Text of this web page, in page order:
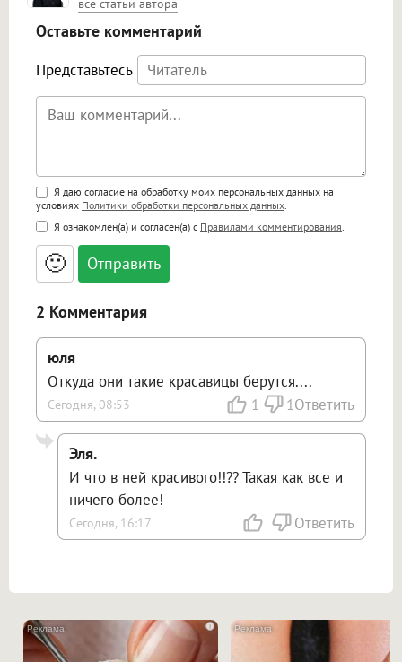
все статьи автора
Оставьте комментарий
Представьтесь
Поддержка HTML
<b>, <strong>, <u>, <i>, <em>, <s>, <big>,
<small>, <sup>, <sub>, <pre>, <ul>, <ol>, <li>,
<blockquote>, <code> экранирует HTML,
адреса URL автоматически становятся
ссылками, и [img]адрес[/img] будет
Я даю согласие на обработку моих персональных данных на
условиях Политики обработки персональных данных
Я ознакомлен(а) и согласен(а) с Правилами комментирования
🙂
2 Комментария
юля
Откуда они такие красавицы берутся....
Сегодня, 08:53 1 1Ответить
Эля.
И что в ней красивого!!?? Такая как все и
ничего более!
Сегодня, 16:17 Ответить
i